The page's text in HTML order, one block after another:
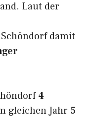
Laut der
damit
4
gleichen Jahr 5